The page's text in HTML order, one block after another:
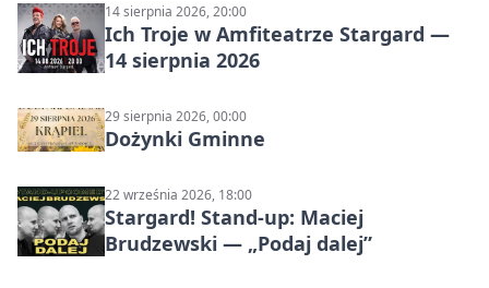
14 sierpnia 2026, 20:00
Ich Troje w Amfiteatrze Stargard —
14 sierpnia 2026
29 sierpnia 2026, 00:00
Dożynki Gminne
22 września 2026, 18:00
Stargard! Stand-up: Maciej
Brudzewski — „Podaj dalej”